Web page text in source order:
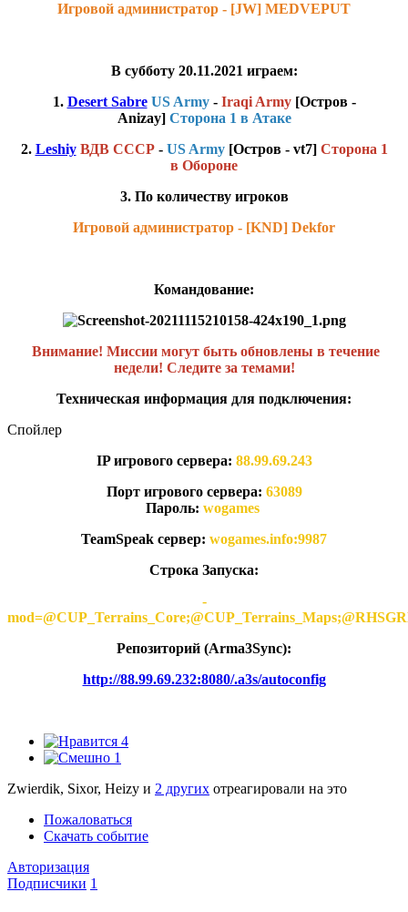
Игровой администратор - [JW] MEDVEPUT
В субботу 20.11.2021 играем:
1. Desert Sabre US Army- Iraqi Army[Остров -
Anizay] Сторона 1 в Атаке
2. Leshiy ВДВ СССР- US Army[Остров - vt7] Сторона 1
в Обороне
3. По количеству игроков
Игровой администратор - [KND] Dekfor
Командование:
Внимание! Миссии могут быть обновлены в течение
недели! Следите за темами!
Техническая информация для подключения:
Спойлер
IP игрового сервера: 88.99.69.243
Порт игрового сервера: 63089
Пароль: wogames
TeamSpeak сервер: wogames.info:9987
Строка Запуска:
-
Репозиторий (Arma3Synс):
http://88.99.69.232:8080/.a3s/autoconfig
4
1
Zwierdik, Sixor, Heizy и 2 других отреагировали на это
Пожаловаться
Скачать событие
Авторизация
Подписчики 1